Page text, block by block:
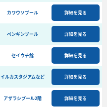
ビーチランド支援プログラム
カワウソプール 詳細を見る
ペンギンプール 詳細を見る
セイウチ館 詳細を見る
イルカスタジアムなど 詳細を見る
アザラシプール2階 詳細を見る